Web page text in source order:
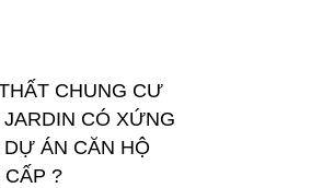
CHUNG CƯ
JARDIN CÓ XỨNG
DỰ ÁN CĂN HỘ
CẤP ?